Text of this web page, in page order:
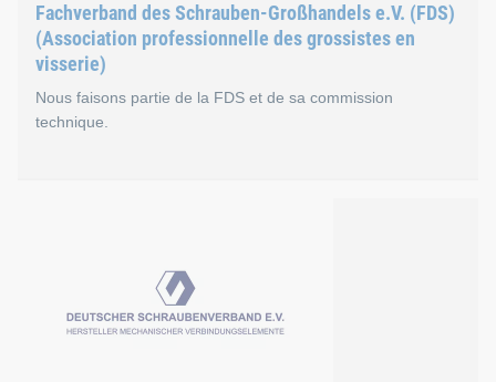
Fachverband des Schrauben-Großhandels e.V. (FDS)
(Association professionnelle des grossistes en
visserie)
Nous faisons partie de la FDS et de sa commission
technique.
La FDS est la plateforme et l’association de lobbying des
Böllhoff fait également partie de la commission technique